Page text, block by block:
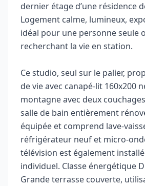
dernier étage d’une résidence
Logement calme, lumineux,
idéal pour une personne seule
recherchant la vie en station.
Ce studio, seul sur le palier,
de vie avec canapé-lit 160x200
montagne avec deux
salle de bain entièrement
équipée et comprend lave-
réfrigérateur neuf et micro-
télévision est également
individuel. Classe énergétique
Grande terrasse couverte,